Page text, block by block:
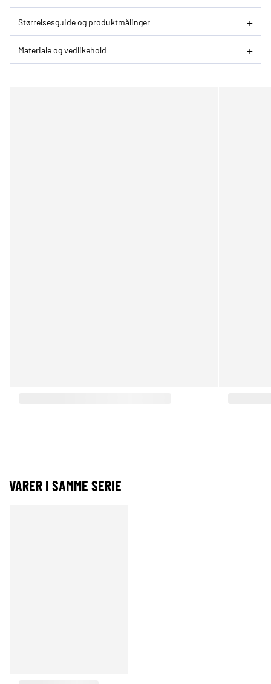
Størrelsesguide og produktmålinger
Materiale og vedlikehold
VARER I SAMME SERIE